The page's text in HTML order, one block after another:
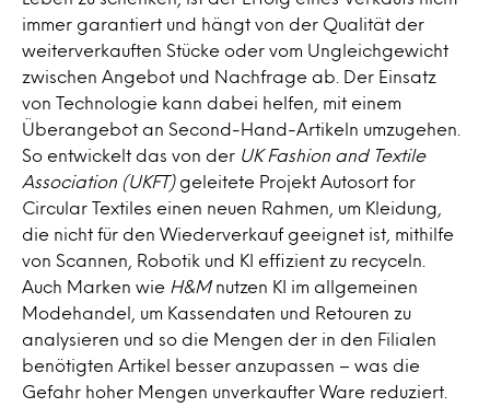
immer garantiert und hängt von der Qualität der
weiterverkauften Stücke oder vom Ungleichgewicht
zwischen Angebot und Nachfrage ab. Der Einsatz
von Technologie kann dabei helfen, mit einem
Überangebot an Second-Hand-Artikeln umzugehen.
So entwickelt das von der UK Fashion and Textile
Association (UKFT)geleitete Projekt Autosort for
Circular Textiles einen neuen Rahmen, um Kleidung,
die nicht für den Wiederverkauf geeignet ist, mithilfe
von Scannen, Robotik und KI effizient zu recyceln.
Auch Marken wie H&Mnutzen KI im allgemeinen
Modehandel, um Kassendaten und Retouren zu
analysieren und so die Mengen der in den Filialen
benötigten Artikel besser anzupassen – was die
Gefahr hoher Mengen unverkaufter Ware reduziert.